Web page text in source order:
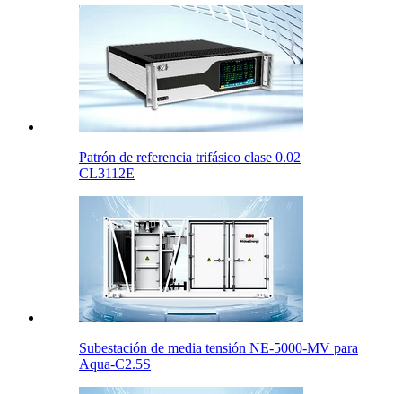
Patrón de referencia trifásico clase 0.02
CL3112E
Subestación de media tensión NE-5000-MV para
Aqua-C2.5S